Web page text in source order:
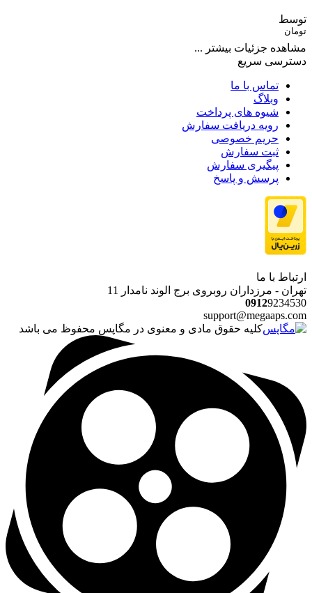
توسط
تومان
مشاهده جزئیات بیشتر ...
دسترسی سریع
تماس با ما
وبلاگ
شیوه های پرداخت
رویه دریافت سفارش
حریم خصوصی
ثبت سفارش
پیگیری سفارش
پرسش و پاسخ
ارتباط با ما
تهران - مرزداران روبروی برج الوند نامدار 11
09129234530
support@megaaps.com
کلیه حقوق مادی و معنوی در مگاپس محفوظ می باشد